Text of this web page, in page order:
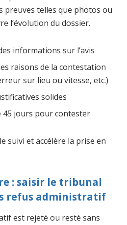
preuves telles que photos ou
l’évolution du dossier.
informations sur l’avis
raisons de la contestation
sur lieu ou vitesse, etc.)
solides
45 jours pour contester
suivi et accélère la prise en
: saisir le tribunal
refus administratif
est rejeté ou resté sans